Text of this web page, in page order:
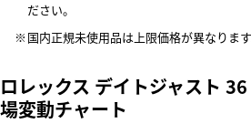
ださい。
国内正規未使用品は上限価格が異なります
ロレックス デイトジャスト
場変動チャート